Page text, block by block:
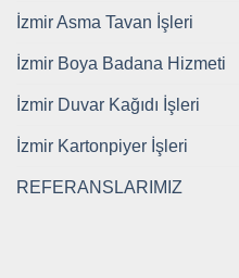
İzmir Asma Tavan İşleri
İzmir Boya Badana Hizmeti
İzmir Duvar Kağıdı İşleri
İzmir Kartonpiyer İşleri
REFERANSLARIMIZ